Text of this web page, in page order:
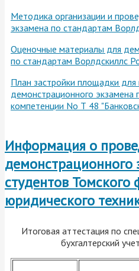
Методика организации и
экзамена по стандартам
Оценочные материалы для
по стандартам Ворлдскиллс
План застройки площадки для
демонстрационного
компетенции No Т 48
Информация о
демонстрационного
студентов Томского
юридического
Итоговая аттестация по
бухгалтерский